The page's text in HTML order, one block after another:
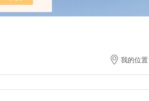
我的位置